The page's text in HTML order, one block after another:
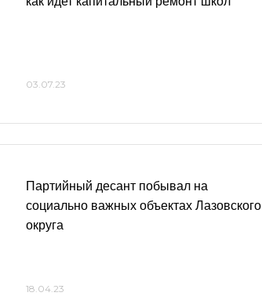
03.07.23
Партийный десант побывал на
социально важных объектах Лазовского
округа
18.04.23